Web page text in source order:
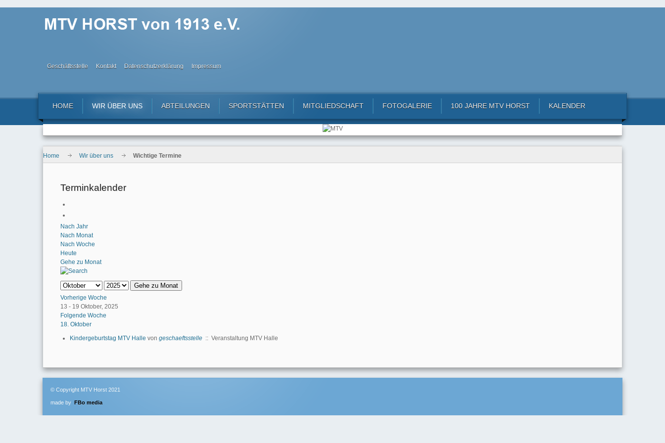
Geschäftsstelle Kontakt Datenschutzerklärung Impressum
HOME WIR ÜBER UNS ABTEILUNGEN SPORTSTÄTTEN MITGLIEDSCHAFT FOTOGALERIE 100 JAHRE MTV HORST KALENDER
Home Wir über uns Wichtige Termine
Terminkalender
Nach Jahr
Nach Monat
Nach Woche
Heute
Gehe zu Monat
Gehe zu Monat
Vorherige Woche
13 - 19 Oktober, 2025
Folgende Woche
18. Oktober
Kindergeburtstag MTV Halle von geschaeftsstelle :: Veranstaltung MTV Halle
© Copyright MTV Horst 2021
made by FBo media